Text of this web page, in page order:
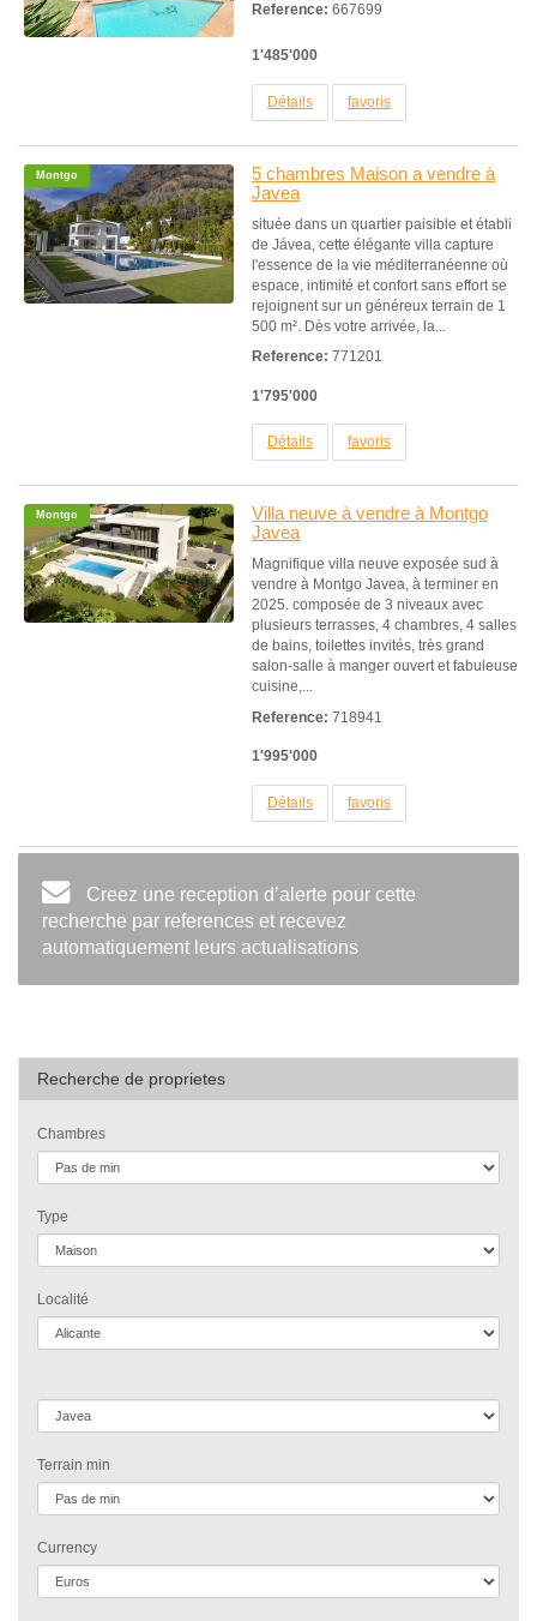
Reference: 667699
1'485'000
Détails favoris
Montgo
5 chambres Maison a vendre à
Javea
située dans un quartier paisible et établi
de Jávea, cette élégante villa capture
l'essence de la vie méditerranéenne où
espace, intimité et confort sans effort se
rejoignent sur un généreux terrain de 1
500 m². Dès votre arrivée, la...
Reference: 771201
1'795'000
Détails favoris
Montgo
Villa neuve à vendre à Montgo
Javea
Magnifique villa neuve exposée sud à
vendre à Montgo Javea, à terminer en
2025. composée de 3 niveaux avec
plusieurs terrasses, 4 chambres, 4 salles
de bains, toilettes invités, très grand
salon-salle à manger ouvert et fabuleuse
cuisine,...
Reference: 718941
1'995'000
Détails favoris
Creez une reception d’alerte pour cette
recherche par references et recevez
automatiquement leurs actualisations
Recherche de proprietes
Chambres
Type
Localité
Terrain min
Currency